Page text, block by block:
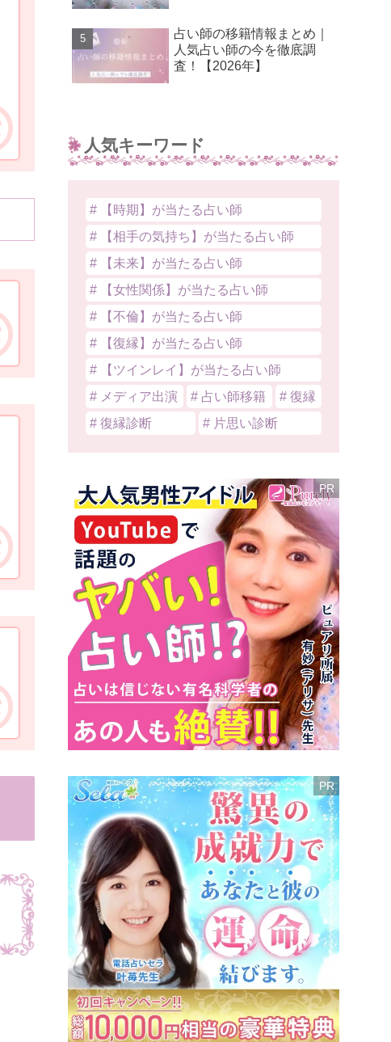
占い師の移籍情報まとめ｜
人気占い師の今を徹底調
査！【2026年】
人気キーワード
# 【時期】が当たる占い師
# 【相手の気持ち】が当たる占い師
# 【未来】が当たる占い師
# 【女性関係】が当たる占い師
# 【不倫】が当たる占い師
# 【復縁】が当たる占い師
# 【ツインレイ】が当たる占い師
# メディア出演
# 占い師移籍
# 復縁
# 復縁診断
# 片思い診断